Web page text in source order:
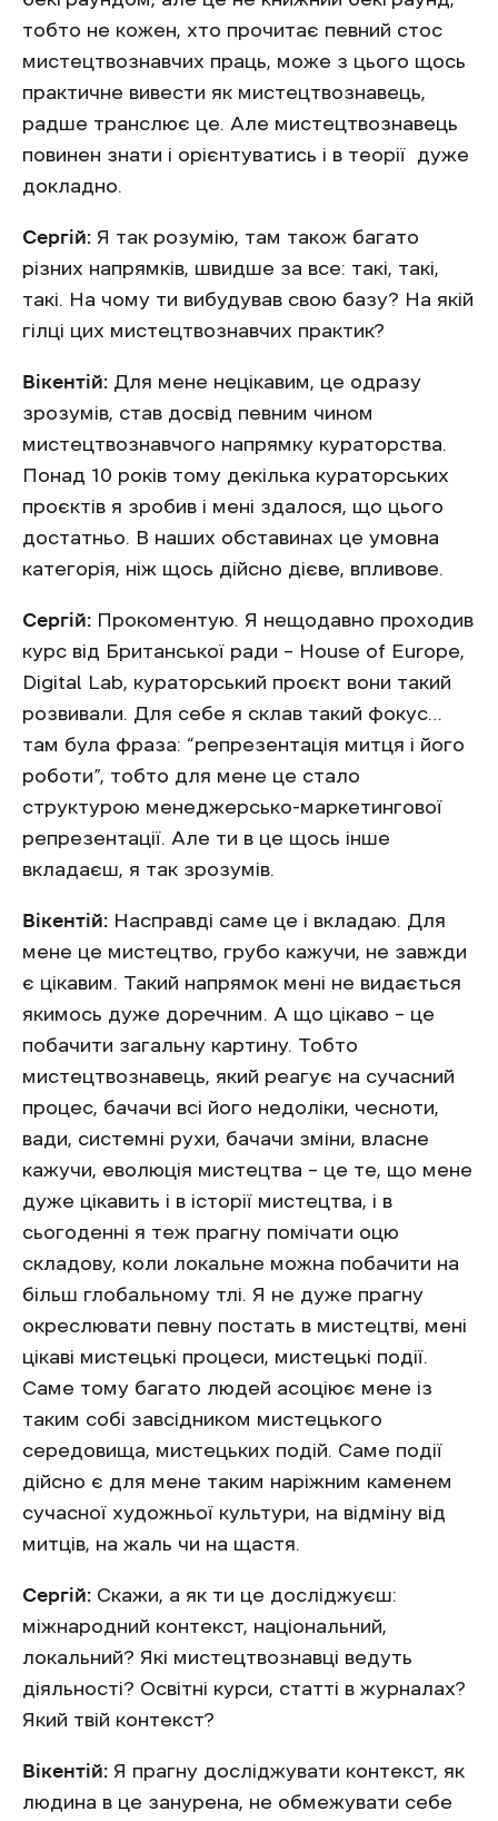
тобто не кожен, хто прочитає певний стос
мистецтвознавчих праць, може з цього щось
практичне вивести як мистецтвознавець,
радше транслює це. Але мистецтвознавець
повинен знати і орієнтуватись і в теорії дуже
докладно.
Сергій: Я так розумію, там також багато
різних напрямків, швидше за все: такі, такі,
такі. На чому ти вибудував свою базу? На якій
гілці цих мистецтвознавчих практик?
Вікентій: Для мене нецікавим, це одразу
зрозумів, став досвід певним чином
мистецтвознавчого напрямку кураторства.
Понад 10 років тому декілька кураторських
проєктів я зробив і мені здалося, що цього
достатньо. В наших обставинах це умовна
категорія, ніж щось дійсно дієве, впливове.
Сергій: Прокоментую. Я нещодавно проходив
курс від Британської ради – House of Europe,
Digital Lab, кураторський проєкт вони такий
розвивали. Для себе я склав такий фокус…
там була фраза: “репрезентація митця і його
роботи”, тобто для мене це стало
структурою менеджерсько-маркетингової
репрезентації. Але ти в це щось інше
вкладаєш, я так зрозумів.
Вікентій: Насправді саме це і вкладаю. Для
мене це мистецтво, грубо кажучи, не завжди
є цікавим. Такий напрямок мені не видається
якимось дуже доречним. А що цікаво – це
побачити загальну картину. Тобто
мистецтвознавець, який реагує на сучасний
процес, бачачи всі його недоліки, чесноти,
вади, системні рухи, бачачи зміни, власне
кажучи, еволюція мистецтва – це те, що мене
дуже цікавить і в історії мистецтва, і в
сьогоденні я теж прагну помічати оцю
складову, коли локальне можна побачити на
більш глобальному тлі. Я не дуже прагну
окреслювати певну постать в мистецтві, мені
цікаві мистецькі процеси, мистецькі події.
Саме тому багато людей асоціює мене із
таким собі завсідником мистецького
середовища, мистецьких подій. Саме події
дійсно є для мене таким наріжним каменем
сучасної художньої культури, на відміну від
митців, на жаль чи на щастя.
Сергій: Скажи, а як ти це досліджуєш:
міжнародний контекст, національний,
локальний? Які мистецтвознавці ведуть
діяльності? Освітні курси, статті в журналах?
Який твій контекст?
Вікентій: Я прагну досліджувати контекст, як
людина в це занурена, не обмежувати себе